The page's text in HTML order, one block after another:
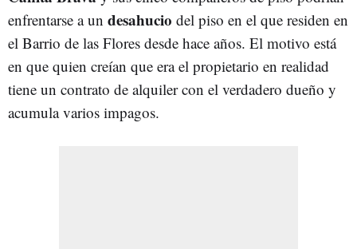
enfrentarse a un desahucio del piso en el que residen en
el Barrio de las Flores desde hace años. El motivo está
en que quien creían que era el propietario en realidad
tiene un contrato de alquiler con el verdadero dueño y
acumula varios impagos.